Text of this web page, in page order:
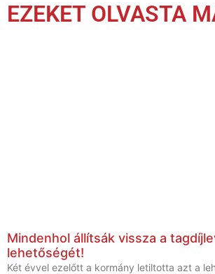
EZEKET OLVASTA
Mindenhol állítsák vissza a
lehetőségét!
Két évvel ezelőtt a kormány letiltotta azt a